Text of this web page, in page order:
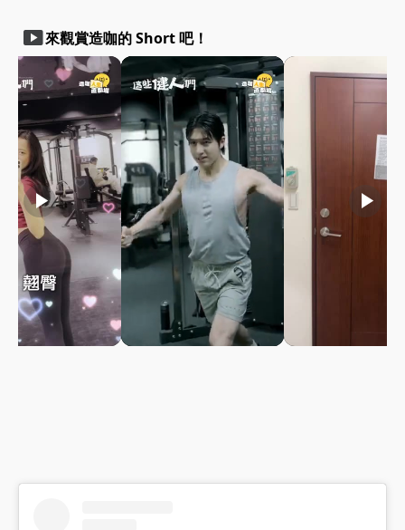
smart_display來觀賞造咖的 Short 吧！
play_arrow play_arrow play_arrow